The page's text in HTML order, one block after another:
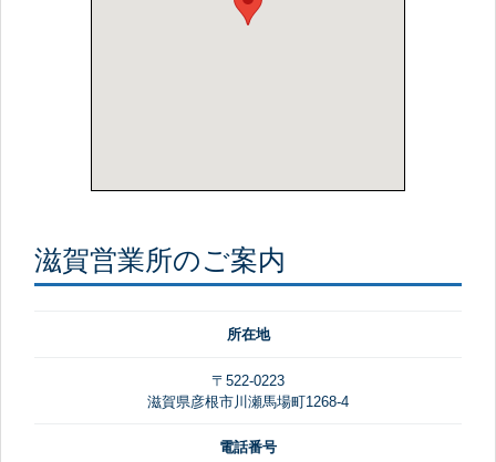
滋賀営業所のご案内
所在地
〒522-0223
滋賀県彦根市川瀬馬場町1268-4
電話番号